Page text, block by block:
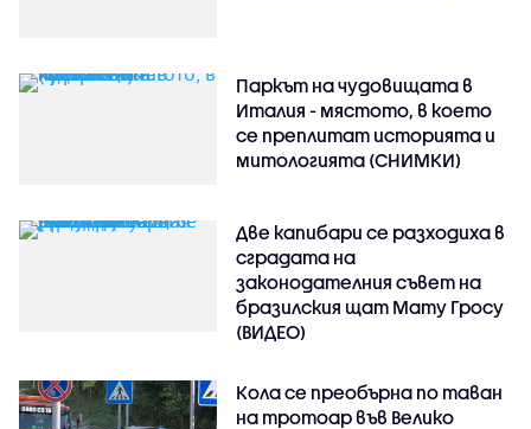
Паркът на чудовищата в
Италия - мястото, в което
се преплитат историята и
митологията (СНИМКИ)
Две капибари се разходиха в
сградата на
законодателния съвет на
бразилския щат Мату Гросу
(ВИДЕО)
Кола се преобърна по таван
на тротоар във Велико